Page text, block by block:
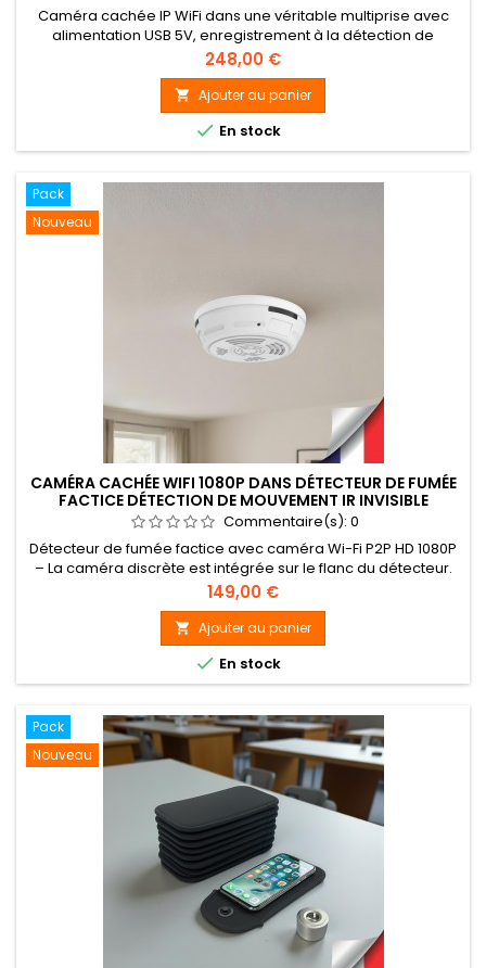
Caméra cachée IP WiFi dans une véritable multiprise avec
alimentation USB 5V, enregistrement à la détection de
mouvement en Full HD 1080P ( 1920×1080 pixels) à 30 images
par seconde, accessible à distance avec vision UHD 4K,
connexion WiFi / P2P, capteur 2 Mégapixels, angle de vue de
100°, capteur basse luminosité, mémoire sur micro SDXC
jusqu'à 128Go...
Prix
248,00 €
 Ajouter au panier
 En stock
Pack
Nouveau
CAMÉRA CACHÉE WIFI 1080P DANS DÉTECTEUR DE FUMÉE
FACTICE DÉTECTION DE MOUVEMENT IR INVISIBLE
MICROSD 128 GO
Commentaire(s): 0
Détecteur de fumée factice avec caméra Wi-Fi P2P HD 1080P
– La caméra discrète est intégrée sur le flanc du détecteur.
Elle permet un enregistrement Full HD 1080P (1920×1080 pixels
@ 30 ips) sur carte micro SDHC (jusqu’à 128 Go, 128 Go inclus),
avec déclenchement à la détection de mouvement via
capteur PIR, enregistrement programmé ou continu.
Accédez à...
Prix
149,00 €
 Ajouter au panier
 En stock
Pack
Nouveau